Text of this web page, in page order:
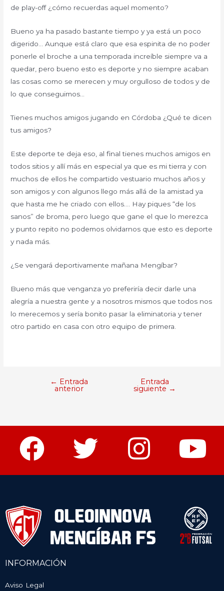
de play-off ¿cómo recuerdas aquel momento?
Bueno ya ha pasado bastante tiempo y ya está un poco
digerido… Aunque está claro que esa espinita de no poder
ponerle el broche a una temporada increíble siempre va a
quedar, pero bueno esto es deporte y no siempre acaban
las cosas como se merecen y muy orgulloso de todos y de
lo que conseguimos…
Tienes muchos amigos jugando en Córdoba ¿Qué te dicen
tus amigos?
Este deporte te deja eso, al final tienes muchos amigos en
todos sitios y allí más en especial ya que es mi tierra y con
muchos de ellos he compartido vestuario muchos años y
son amigos y con algunos llego más allá de la amistad ya
que hasta me he criado con ellos…. Hay piques “de los
sanos” de broma, pero luego que gane el que lo merezca
y punto repito no podemos olvidarnos que esto es deporte
y nada más.
¿Se vengará deportivamente mañana Mengíbar?
Bueno más que venganza yo preferiría decir darle una
alegría a nuestra gente y a nosotros mismos que todos nos
lo merecemos y sería bonito pasar la eliminatoria y tener
otro partido en casa con otro equipo de primera.
← Entrada
anterior
Entrada
siguiente →
INFORMACIÓN
Aviso Legal